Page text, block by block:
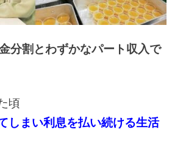
分割とわずかなパート収入で
頃
しまい利息を払い続ける生活